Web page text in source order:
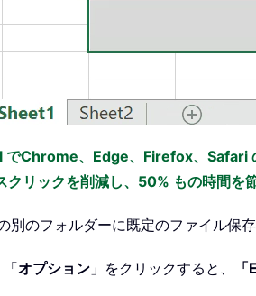
でChrome、Edge、Firefox、Safari
クリックを削減し、50% もの時間を
別のフォルダーに既定のファイル保
オプション 」をクリックすると、